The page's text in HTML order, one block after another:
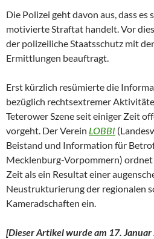
Die Polizei geht davon aus, dass es
motivierte Straftat handelt. Vor
der polizeiliche Staatsschutz mit
Ermittlungen beauftragt.
Erst kürzlich resümierte die
bezüglich rechtsextremer
Teterower Szene seit einiger Zeit
vorgeht. Der Verein LOBBI
Beistand und Information für
Mecklenburg-Vorpommern)
Zeit als ein Resultat einer
Neustrukturierung der regionalen
Kameradschaften ein.
[Dieser Artikel wurde am 17.